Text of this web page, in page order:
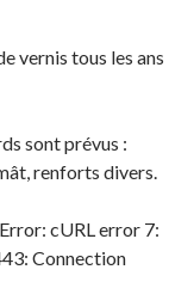
vernis tous les ans
sont prévus :
renforts divers.
cURL error 7:
Connection